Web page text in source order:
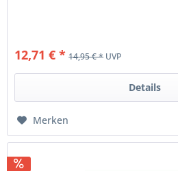
12,71 € * 14,95 € *UVP
Details
Merken